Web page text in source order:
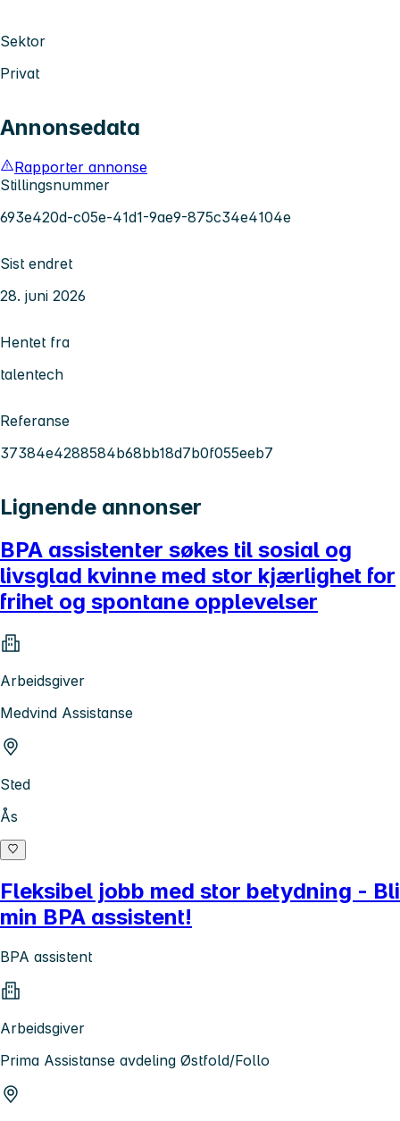
Sektor
Privat
Annonsedata
Rapporter annonse
Stillingsnummer
693e420d-c05e-41d1-9ae9-875c34e4104e
Sist endret
28. juni 2026
Hentet fra
talentech
Referanse
37384e4288584b68bb18d7b0f055eeb7
Lignende annonser
BPA assistenter søkes til sosial og
livsglad kvinne med stor kjærlighet for
frihet og spontane opplevelser
Arbeidsgiver
Medvind Assistanse
Sted
Ås
Fleksibel jobb med stor betydning - Bli
min BPA assistent!
BPA assistent
Arbeidsgiver
Prima Assistanse avdeling Østfold/Follo